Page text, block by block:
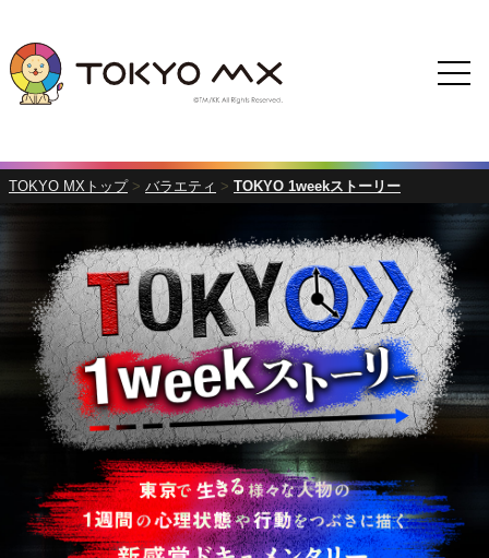
TOKYO MXトップ> バラエティ > TOKYO 1weekストーリー